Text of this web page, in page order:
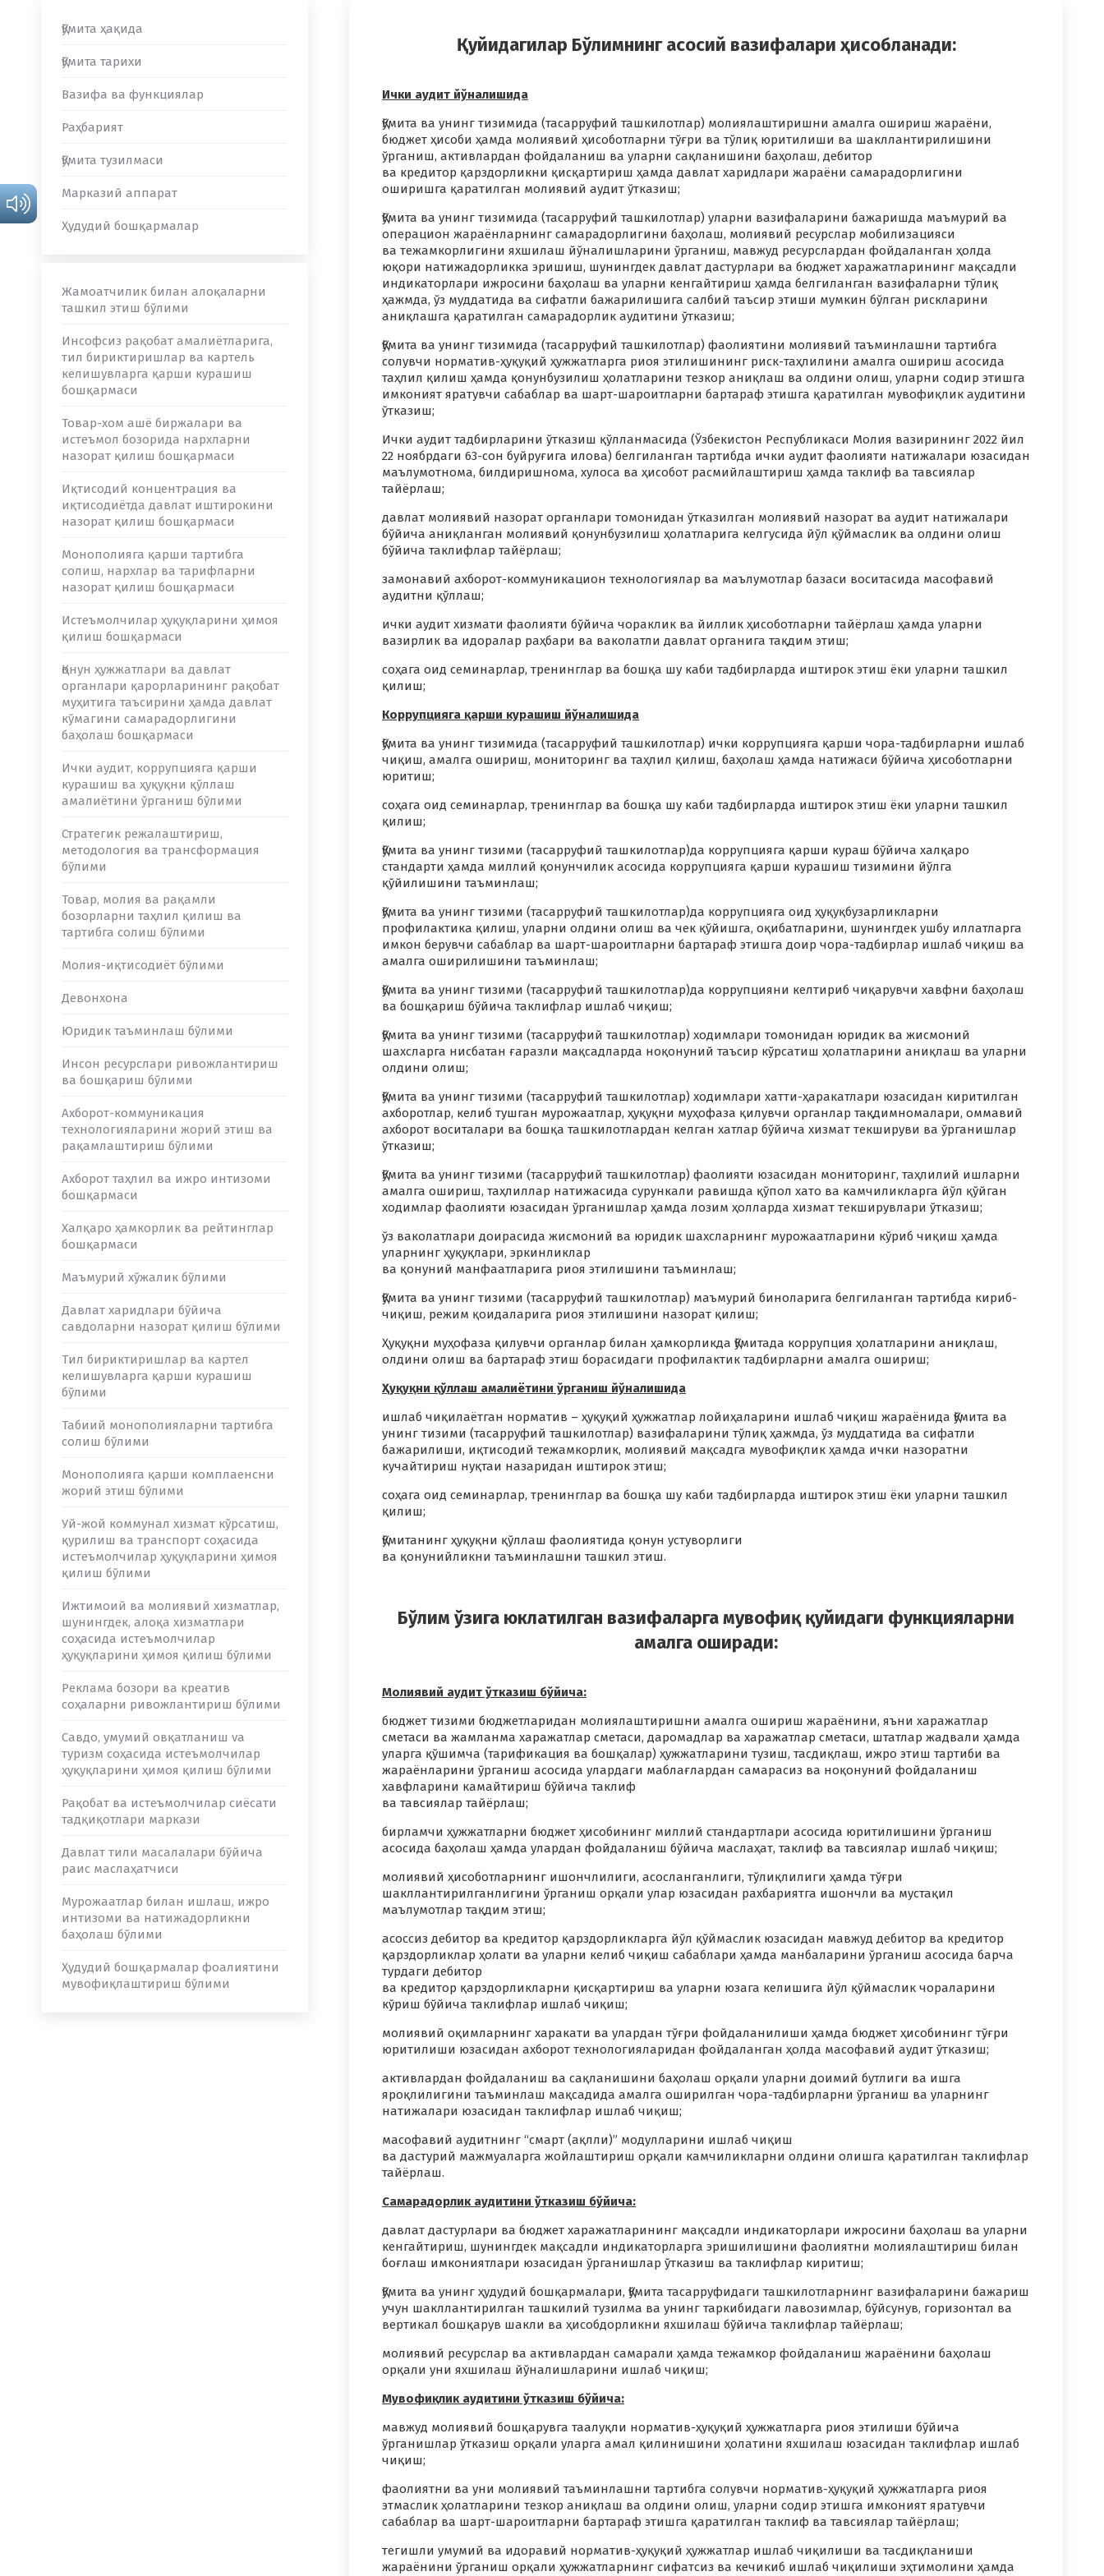
Қуйидагилар Бўлимнинг асосий вазифалари ҳисобланади:
Ички аудит йўналишида
Қўмита ва унинг тизимида (тасарруфий ташкилотлар) молиялаштиришни амалга ошириш жараёни,
бюджет ҳисоби ҳамда молиявий ҳисоботларни тўғри ва тўлиқ юритилиши ва шакллантирилишини
ўрганиш, активлардан фойдаланиш ва уларни сақланишини баҳолаш, дебитор
ва кредитор қарздорликни қисқартириш ҳамда давлат харидлари жараёни самарадорлигини
оширишга қаратилган молиявий аудит ўтказиш;
Қўмита ва унинг тизимида (тасарруфий ташкилотлар) уларни вазифаларини бажаришда маъмурий ва
операцион жараёнларнинг самарадорлигини баҳолаш, молиявий ресурслар мобилизацияси
ва тежамкорлигини яхшилаш йўналишларини ўрганиш, мавжуд ресурслардан фойдаланган ҳолда
юқори натижадорликка эришиш, шунингдек давлат дастурлари ва бюджет харажатларининг мақсадли
индикаторлари ижросини баҳолаш ва уларни кенгайтириш ҳамда белгиланган вазифаларни тўлиқ
ҳажмда, ўз муддатида ва сифатли бажарилишига салбий таъсир этиши мумкин бўлган рискларини
аниқлашга қаратилган самарадорлик аудитини ўтказиш;
Қўмита ва унинг тизимида (тасарруфий ташкилотлар) фаолиятини молиявий таъминлашни тартибга
солувчи норматив-ҳуқуқий ҳужжатларга риоя этилишининг риск-таҳлилини амалга ошириш асосида
таҳлил қилиш ҳамда қонунбузилиш ҳолатларини тезкор аниқлаш ва олдини олиш, уларни содир этишга
имконият яратувчи сабаблар ва шарт-шароитларни бартараф этишга қаратилган мувофиқлик аудитини
ўтказиш;
Ички аудит тадбирларини ўтказиш қўлланмасида (Ўзбекистон Республикаси Молия вазирининг 2022 йил
22 ноябрдаги 63-сон буйруғига илова) белгиланган тартибда ички аудит фаолияти натижалари юзасидан
маълумотнома, билдиришнома, хулоса ва ҳисобот расмийлаштириш ҳамда таклиф ва тавсиялар
тайёрлаш;
давлат молиявий назорат органлари томонидан ўтказилган молиявий назорат ва аудит натижалари
бўйича аниқланган молиявий қонунбузилиш ҳолатларига келгусида йўл қўймаслик ва олдини олиш
бўйича таклифлар тайёрлаш;
замонавий ахборот-коммуникацион технологиялар ва маълумотлар базаси воситасида масофавий
аудитни қўллаш;
ички аудит хизмати фаолияти бўйича чораклик ва йиллик ҳисоботларни тайёрлаш ҳамда уларни
вазирлик ва идоралар раҳбари ва ваколатли давлат органига тақдим этиш;
соҳага оид семинарлар, тренинглар ва бошқа шу каби тадбирларда иштирок этиш ёки уларни ташкил
қилиш;
Коррупцияга қарши курашиш йўналишида
Қўмита ва унинг тизимида (тасарруфий ташкилотлар) ички коррупцияга қарши чора-тадбирларни ишлаб
чиқиш, амалга ошириш, мониторинг ва таҳлил қилиш, баҳолаш ҳамда натижаси бўйича ҳисоботларни
юритиш;
соҳага оид семинарлар, тренинглар ва бошқа шу каби тадбирларда иштирок этиш ёки уларни ташкил
қилиш;
Қўмита ва унинг тизими (тасарруфий ташкилотлар)да коррупцияга қарши кураш бўйича халқаро
стандарти ҳамда миллий қонунчилик асосида коррупцияга қарши курашиш тизимини йўлга
қўйилишини таъминлаш;
Қўмита ва унинг тизими (тасарруфий ташкилотлар)да коррупцияга оид ҳуқуқбузарликларни
профилактика қилиш, уларни олдини олиш ва чек қўйишга, оқибатларини, шунингдек ушбу иллатларга
имкон берувчи сабаблар ва шарт-шароитларни бартараф этишга доир чора-тадбирлар ишлаб чиқиш ва
амалга оширилишини таъминлаш;
Қўмита ва унинг тизими (тасарруфий ташкилотлар)да коррупцияни келтириб чиқарувчи хавфни баҳолаш
ва бошқариш бўйича таклифлар ишлаб чиқиш;
Қўмита ва унинг тизими (тасарруфий ташкилотлар) ходимлари томонидан юридик ва жисмоний
шахсларга нисбатан ғаразли мақсадларда ноқонуний таъсир кўрсатиш ҳолатларини аниқлаш ва уларни
олдини олиш;
Қўмита ва унинг тизими (тасарруфий ташкилотлар) ходимлари хатти-ҳаракатлари юзасидан киритилган
ахборотлар, келиб тушган мурожаатлар, ҳуқуқни муҳофаза қилувчи органлар тақдимномалари, оммавий
ахборот воситалари ва бошқа ташкилотлардан келган хатлар бўйича хизмат текшируви ва ўрганишлар
ўтказиш;
Қўмита ва унинг тизими (тасарруфий ташкилотлар) фаолияти юзасидан мониторинг, таҳлилий ишларни
амалга ошириш, таҳлиллар натижасида сурункали равишда қўпол хато ва камчиликларга йўл қўйган
ходимлар фаолияти юзасидан ўрганишлар ҳамда лозим ҳолларда хизмат текширувлари ўтказиш;
ўз ваколатлари доирасида жисмоний ва юридик шахсларнинг мурожаатларини кўриб чиқиш ҳамда
уларнинг ҳуқуқлари, эркинликлар
ва қонуний манфаатларига риоя этилишини таъминлаш;
Қўмита ва унинг тизими (тасарруфий ташкилотлар) маъмурий биноларига белгиланган тартибда кириб-
чиқиш, режим қоидаларига риоя этилишини назорат қилиш;
Ҳуқуқни муҳофаза қилувчи органлар билан ҳамкорликда Қўмитада коррупция ҳолатларини аниқлаш,
олдини олиш ва бартараф этиш борасидаги профилактик тадбирларни амалга ошириш;
Ҳуқуқни қўллаш амалиётини ўрганиш йўналишида
ишлаб чиқилаётган норматив – ҳуқуқий ҳужжатлар лойиҳаларини ишлаб чиқиш жараёнида Қўмита ва
унинг тизими (тасарруфий ташкилотлар) вазифаларини тўлиқ ҳажмда, ўз муддатида ва сифатли
бажарилиши, иқтисодий тежамкорлик, молиявий мақсадга мувофиқлик ҳамда ички назоратни
кучайтириш нуқтаи назаридан иштирок этиш;
соҳага оид семинарлар, тренинглар ва бошқа шу каби тадбирларда иштирок этиш ёки уларни ташкил
қилиш;
Қўмитанинг ҳуқуқни қўллаш фаолиятида қонун устуворлиги
ва қонунийликни таъминлашни ташкил этиш.
Бўлим ўзига юклатилган вазифаларга мувофиқ қуйидаги функцияларни
амалга оширади:
Молиявий аудит ўтказиш бўйича:
бюджет тизими бюджетларидан молиялаштиришни амалга ошириш жараёнини, яъни харажатлар
сметаси ва жамланма харажатлар сметаси, даромадлар ва харажатлар сметаси, штатлар жадвали ҳамда
уларга қўшимча (тарификация ва бошқалар) ҳужжатларини тузиш, тасдиқлаш, ижро этиш тартиби ва
жараёнларини ўрганиш асосида улардаги маблағлардан самарасиз ва ноқонуний фойдаланиш
хавфларини камайтириш бўйича таклиф
ва тавсиялар тайёрлаш;
бирламчи ҳужжатларни бюджет ҳисобининг миллий стандартлари асосида юритилишини ўрганиш
асосида баҳолаш ҳамда улардан фойдаланиш бўйича маслаҳат, таклиф ва тавсиялар ишлаб чиқиш;
молиявий ҳисоботларнинг ишончлилиги, асосланганлиги, тўлиқлилиги ҳамда тўғри
шакллантирилганлигини ўрганиш орқали улар юзасидан рахбариятга ишончли ва мустақил
маълумотлар тақдим этиш;
асоссиз дебитор ва кредитор қарздорликларга йўл қўймаслик юзасидан мавжуд дебитор ва кредитор
қарздорликлар ҳолати ва уларни келиб чиқиш сабаблари ҳамда манбаларини ўрганиш асосида барча
турдаги дебитор
ва кредитор қарздорликларни қисқартириш ва уларни юзага келишига йўл қўймаслик чораларини
кўриш бўйича таклифлар ишлаб чиқиш;
молиявий оқимларнинг харакати ва улардан тўғри фойдаланилиши ҳамда бюджет ҳисобининг тўғри
юритилиши юзасидан ахборот технологияларидан фойдаланган ҳолда масофавий аудит ўтказиш;
активлардан фойдаланиш ва сақланишини баҳолаш орқали уларни доимий бутлиги ва ишга
яроқлилигини таъминлаш мақсадида амалга оширилган чора-тадбирларни ўрганиш ва уларнинг
натижалари юзасидан таклифлар ишлаб чиқиш;
масофавий аудитнинг “смарт (ақлли)” модулларини ишлаб чиқиш
ва дастурий мажмуаларга жойлаштириш орқали камчиликларни олдини олишга қаратилган таклифлар
тайёрлаш.
Самарадорлик аудитини ўтказиш бўйича:
давлат дастурлари ва бюджет харажатларининг мақсадли индикаторлари ижросини баҳолаш ва уларни
кенгайтириш, шунингдек мақсадли индикаторларга эришилишини фаолиятни молиялаштириш билан
боғлаш имкониятлари юзасидан ўрганишлар ўтказиш ва таклифлар киритиш;
Қўмита ва унинг ҳудудий бошқармалари, Қўмита тасарруфидаги ташкилотларнинг вазифаларини бажариш
учун шакллантирилган ташкилий тузилма ва унинг таркибидаги лавозимлар, бўйсунув, горизонтал ва
вертикал бошқарув шакли ва ҳисобдорликни яхшилаш бўйича таклифлар тайёрлаш;
молиявий ресурслар ва активлардан самарали ҳамда тежамкор фойдаланиш жараёнини баҳолаш
орқали уни яхшилаш йўналишларини ишлаб чиқиш;
Мувофиқлик аудитини ўтказиш бўйича:
мавжуд молиявий бошқарувга таалуқли норматив-ҳуқуқий ҳужжатларга риоя этилиши бўйича
ўрганишлар ўтказиш орқали уларга амал қилинишини ҳолатини яхшилаш юзасидан таклифлар ишлаб
чиқиш;
фаолиятни ва уни молиявий таъминлашни тартибга солувчи норматив-ҳуқуқий ҳужжатларга риоя
этмаслик ҳолатларини тезкор аниқлаш ва олдини олиш, уларни содир этишга имконият яратувчи
сабаблар ва шарт-шароитларни бартараф этишга қаратилган таклиф ва тавсиялар тайёрлаш;
тегишли умумий ва идоравий норматив-ҳуқуқий ҳужжатлар ишлаб чиқилиши ва тасдиқланиши
жараёнини ўрганиш орқали ҳужжатларнинг сифатсиз ва кечикиб ишлаб чиқилиши эҳтимолини ҳамда
Қўмита ҳақида
Қўмита тарихи
Вазифа ва функциялар
Раҳбарият
Қўмита тузилмаси
Марказий аппарат
Ҳудудий бошқармалар
Жамоатчилик билан алоқаларни
ташкил этиш бўлими
Инсофсиз рақобат амалиётларига,
тил бириктиришлар ва картель
келишувларга қарши курашиш
бошқармаси
Товар-хом ашё биржалари ва
истеъмол бозорида нархларни
назорат қилиш бошқармаси
Иқтисодий концентрация ва
иқтисодиётда давлат иштирокини
назорат қилиш бошқармаси
Монополияга қарши тартибга
солиш, нархлар ва тарифларни
назорат қилиш бошқармаси
Истеъмолчилар ҳуқуқларини ҳимоя
қилиш бошқармаси
Қонун ҳужжатлари ва давлат
органлари қарорларининг рақобат
муҳитига таъсирини ҳамда давлат
кўмагини самарадорлигини
баҳолаш бошқармаси
Ички аудит, коррупцияга қарши
курашиш ва ҳуқуқни қўллаш
амалиётини ўрганиш бўлими
Стратегик режалаштириш,
методология ва трансформация
бўлими
Товар, молия ва рақамли
бозорларни таҳлил қилиш ва
тартибга солиш бўлими
Молия-иқтисодиёт бўлими
Девонхона
Юридик таъминлаш бўлими
Инсон ресурслари ривожлантириш
ва бошқариш бўлими
Ахборот-коммуникация
технологияларини жорий этиш ва
рақамлаштириш бўлими
Ахборот таҳлил ва ижро интизоми
бошқармаси
Халқаро ҳамкорлик ва рейтинглар
бошқармаси
Маъмурий хўжалик бўлими
Давлат харидлари бўйича
савдоларни назорат қилиш бўлими
Тил бириктиришлар ва картел
келишувларга қарши курашиш
бўлими
Табиий монополияларни тартибга
солиш бўлими
Монополияга қарши комплаенсни
жорий этиш бўлими
Уй-жой коммунал хизмат кўрсатиш,
қурилиш ва транспорт соҳасида
истеъмолчилар ҳуқуқларини ҳимоя
қилиш бўлими
Ижтимоий ва молиявий хизматлар,
шунингдек, алоқа хизматлари
соҳасида истеъмолчилар
ҳуқуқларини ҳимоя қилиш бўлими
Реклама бозори ва креатив
соҳаларни ривожлантириш бўлими
Савдо, умумий овқатланиш va
туризм соҳасида истеъмолчилар
ҳуқуқларини ҳимоя қилиш бўлими
Рақобат ва истеъмолчилар сиёсати
тадқиқотлари маркази
Давлат тили масалалари бўйича
раис маслаҳатчиси
Мурожаатлар билан ишлаш, ижро
интизоми ва натижадорликни
баҳолаш бўлими
Ҳудудий бошқармалар фоалиятини
мувофиқлаштириш бўлими